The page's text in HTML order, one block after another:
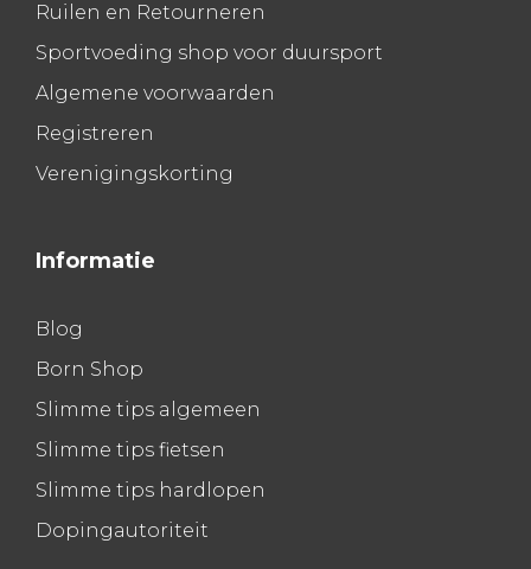
Ruilen en Retourneren
Sportvoeding shop voor duursport
Algemene voorwaarden
Registreren
Verenigingskorting
Informatie
Blog
Born Shop
Slimme tips algemeen
Slimme tips fietsen
Slimme tips hardlopen
Dopingautoriteit